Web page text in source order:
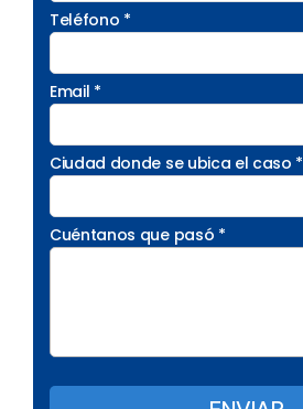
Teléfono *
Email *
Ciudad donde se ubica el caso *
Cuéntanos que pasó *